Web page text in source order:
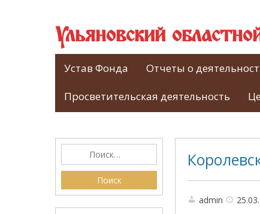
Ульяновский
Устав Фонда Отчеты о
Просветительская деятельность
admin